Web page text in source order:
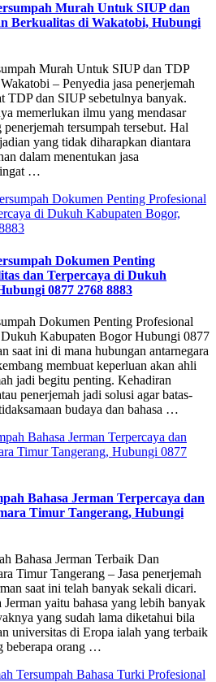
Murah Untuk SIUP dan
Berkualitas di Wakatobi, Hubungi
Murah Untuk SIUP dan TDP
– Penyedia jasa penerjemah
TDP dan SIUP sebetulnya banyak.
memerlukan ilmu yang mendasar
tersumpah tersebut. Hal
yang tidak diharapkan diantara
dalam menentukan jasa
…
Dokumen Penting
dan Terpercaya di Dukuh
0877 2768 8883
Dokumen Penting Profesional
Kabupaten Bogor Hubungi 0877
saat ini di mana hubungan antarnegara
membuat keperluan akan ahli
jadi begitu penting. Kehadiran
penerjemah jadi solusi agar batas-
budaya dan bahasa …
Bahasa Jerman Terpercaya dan
Timur Tangerang, Hubungi
Bahasa Jerman Terbaik Dan
Timur Tangerang – Jasa penerjemah
saat ini telah banyak sekali dicari.
yaitu bahasa yang lebih banyak
yang sudah lama diketahui bila
universitas di Eropa ialah yang terbaik
beberapa orang …